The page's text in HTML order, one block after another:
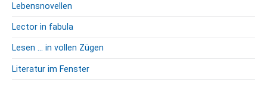
Lebensnovellen
Lector in fabula
Lesen … in vollen Zügen
Literatur im Fenster